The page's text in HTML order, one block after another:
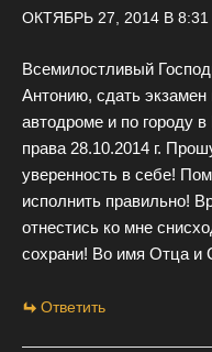
ОКТЯБРЬ 27, 2014 В
Всемилостливый
Антонию, сдать
автодроме и по городу
права 28.10.2014 г.
уверенность в себе!
исполнить правильно!
отнестись ко мне
сохрани! Во имя Отца и
Ответить